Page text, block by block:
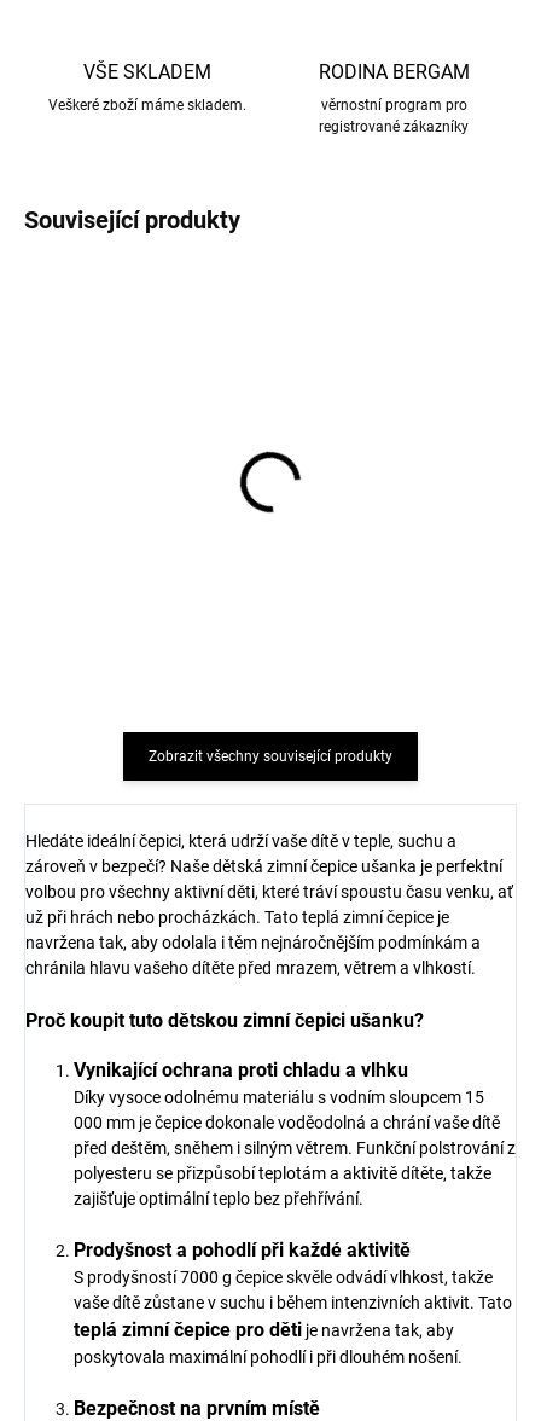
VŠE SKLADEM
Veškeré zboží máme skladem.
RODINA BERGAM
věrnostní program pro
registrované zákazníky
Související produkty
Zobrazit všechny související produkty
Hledáte ideální čepici, která udrží vaše dítě v teple, suchu a
zároveň v bezpečí? Naše dětská zimní čepice ušanka je perfektní
volbou pro všechny aktivní děti, které tráví spoustu času venku, ať
už při hrách nebo procházkách. Tato teplá zimní čepice je
navržena tak, aby odolala i těm nejnáročnějším podmínkám a
chránila hlavu vašeho dítěte před mrazem, větrem a vlhkostí.
Proč koupit tuto dětskou zimní čepici ušanku?
Vynikající ochrana proti chladu a vlhku
Díky vysoce odolnému materiálu s vodním sloupcem 15
000 mm je čepice dokonale voděodolná a chrání vaše dítě
před deštěm, sněhem i silným větrem. Funkční polstrování z
polyesteru se přizpůsobí teplotám a aktivitě dítěte, takže
zajišťuje optimální teplo bez přehřívání.
Prodyšnost a pohodlí při každé aktivitě
S prodyšností 7000 g čepice skvěle odvádí vlhkost, takže
vaše dítě zůstane v suchu i během intenzivních aktivit. Tato
teplá zimní čepice pro děti je navržena tak, aby
poskytovala maximální pohodlí i při dlouhém nošení.
Bezpečnost na prvním místě